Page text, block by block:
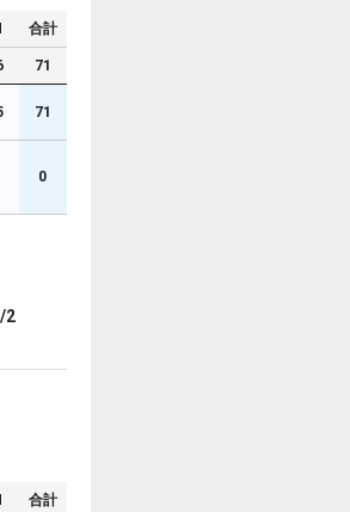
合計
71
71
0
2
合計